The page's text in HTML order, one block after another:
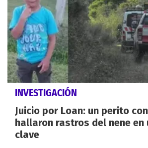
INVESTIGACIÓN
Juicio por Loan: un perito
hallaron rastros del nene en
clave